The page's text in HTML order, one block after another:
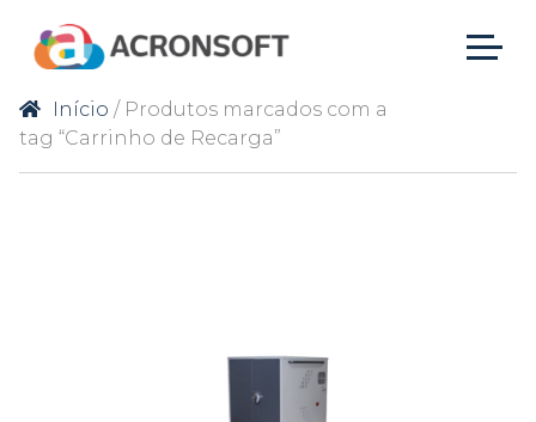
Início / Produtos marcados com a
tag “Carrinho de Recarga”